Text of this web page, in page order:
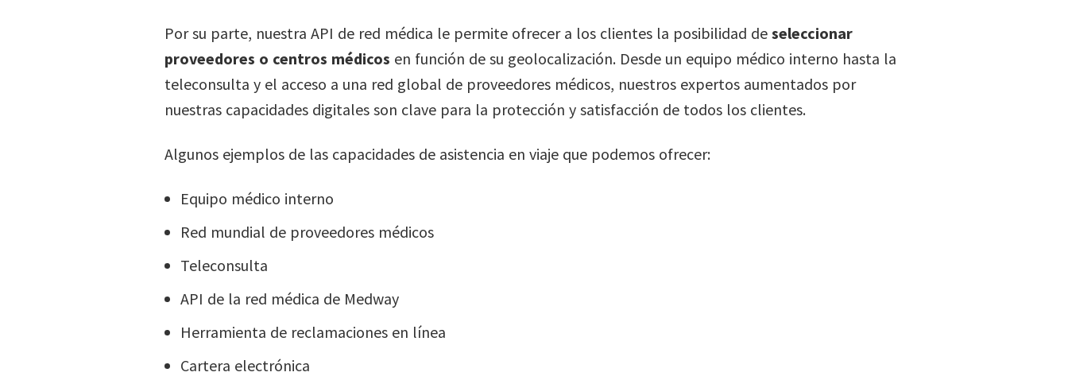
Por su parte, nuestra API de red médica le permite ofrecer a los clientes la posibilidad de seleccionar
proveedores o centros médicos en función de su geolocalización. Desde un equipo médico interno hasta la
teleconsulta y el acceso a una red global de proveedores médicos, nuestros expertos aumentados por
nuestras capacidades digitales son clave para la protección y satisfacción de todos los clientes.
Algunos ejemplos de las capacidades de asistencia en viaje que podemos ofrecer:
Equipo médico interno
Red mundial de proveedores médicos
Teleconsulta
API de la red médica de Medway
Herramienta de reclamaciones en línea
Cartera electrónica